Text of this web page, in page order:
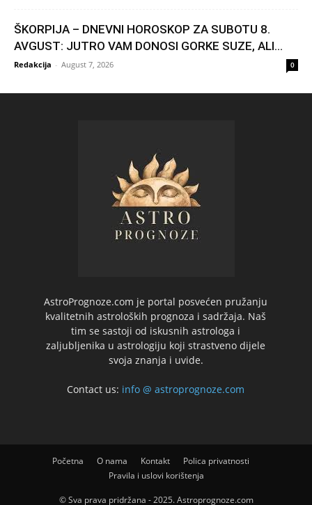
ŠKORPIJA – DNEVNI HOROSKOP ZA SUBOTU 8.
AVGUST: JUTRO VAM DONOSI GORKE SUZE, ALI...
Redakcija - August 7, 2026 0
AstroPrognoze.com je portal posvećen pružanju
kvalitetnih astroloških prognoza i sadržaja. Naš
tim se sastoji od iskusnih astrologa i
zaljubljenika u astrologiju koji strastveno dijele
svoja znanja i uvide.
Contact us: info @ astroprognoze.com
Početna O nama Kontakt
Polica privatnosti
Pravila i uslovi korištenja
© Sva prava pridržana - 2025. Astroprognoze.com